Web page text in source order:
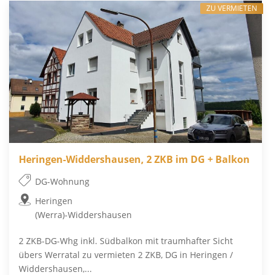
Heringen-Widdershausen, 2 ZKB im DG + Balkon
DG-Wohnung
Heringen
(Werra)-Widdershausen
2 ZKB-DG-Whg inkl. Südbalkon mit traumhafter Sicht
übers Werratal zu vermieten 2 ZKB, DG in Heringen /
Widdershausen,...
ZU VERMIETEN